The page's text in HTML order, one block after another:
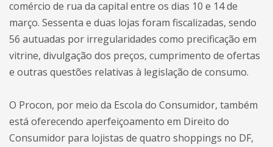
comércio de rua da capital entre os dias 10 e 14 de
março. Sessenta e duas lojas foram fiscalizadas, sendo
56 autuadas por irregularidades como precificação em
vitrine, divulgação dos preços, cumprimento de ofertas
e outras questões relativas à legislação de consumo.
O Procon, por meio da Escola do Consumidor, também
está oferecendo aperfeiçoamento em Direito do
Consumidor para lojistas de quatro shoppings no DF,